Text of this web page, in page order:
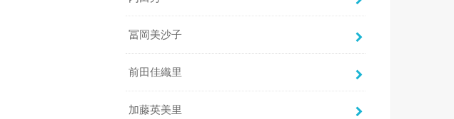
冨岡美沙子
前田佳織里
加藤英美里